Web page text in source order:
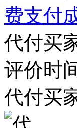
费支付
代付买
评价时
代付买